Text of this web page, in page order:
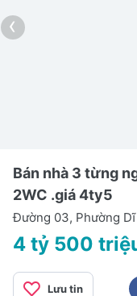
‹
Bán nhà 3 từng
2WC .giá 4ty5
Đường 03, Phường
4 tỷ 500
Lưu tin